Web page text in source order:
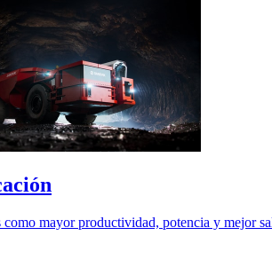
mayor productividad, potencia y mejor